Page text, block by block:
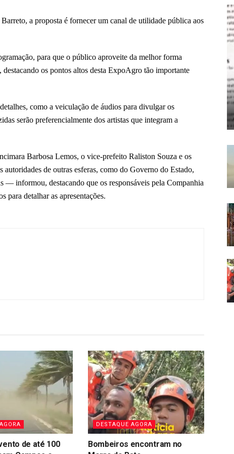
a proposta é fornecer um canal de utilidade pública aos
para que o público aproveite da melhor forma
os pontos altos desta ExpoAgro tão importante
como a veiculação de áudios para divulgar os
serão preferencialmente dos artistas que integram a
Barbosa Lemos, o vice-prefeito Raliston Souza e os
de outras esferas, como do Governo do Estado,
— informou, destacando que os responsáveis pela Companhia
para detalhar as apresentações.
de até 100
DESTAQUE AGORA
Bombeiros encontram no